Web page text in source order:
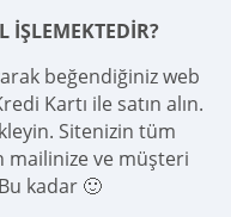
İŞLEMEKTEDİR?
beğendiğiniz web
Kartı ile satın alın.
Sitenizin tüm
mailinize ve müşteri
kadar 🙂